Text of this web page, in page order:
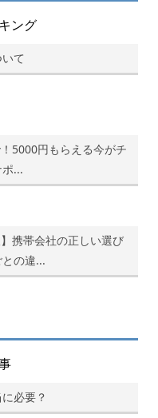
ング
て
5000円もらえる今がチ
...
】携帯会社の正しい選び
の違...
必要？